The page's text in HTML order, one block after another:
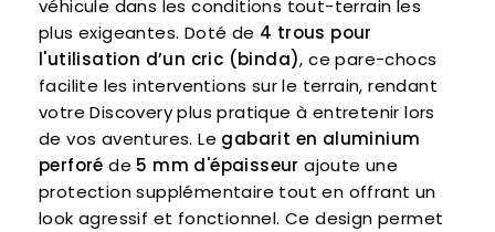
véhicule dans les conditions tout-terrain les
plus exigeantes. Doté de 4 trous pour
l'utilisation d’un cric (binda), ce pare-chocs
facilite les interventions sur le terrain, rendant
votre Discovery plus pratique à entretenir lors
de vos aventures. Le gabarit en aluminium
perforé de 5 mm d'épaisseur ajoute une
protection supplémentaire tout en offrant un
look agressif et fonctionnel. Ce design permet